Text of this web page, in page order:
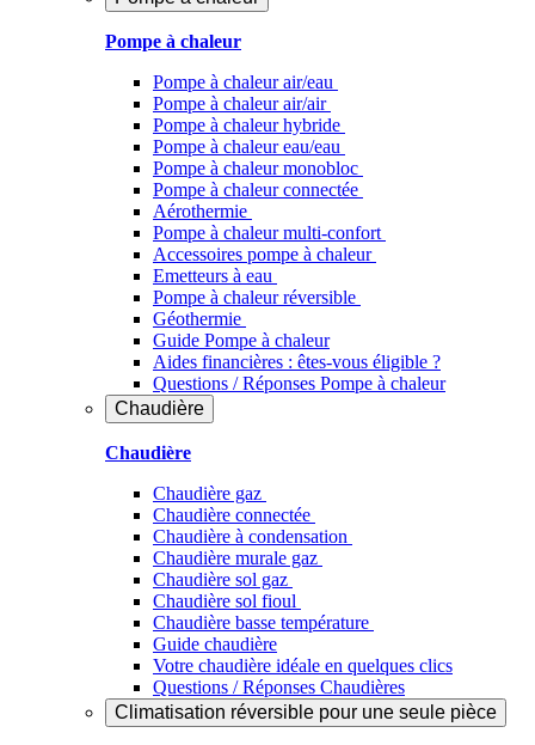
Pompe à chaleur
Pompe à chaleur air/eau
Pompe à chaleur air/air
Pompe à chaleur hybride
Pompe à chaleur​ eau/eau
Pompe à chaleur monobloc
Pompe à chaleur connectée
Aérothermie
Pompe à chaleur multi-confort
Accessoires pompe à chaleur
Emetteurs à eau
Pompe à chaleur réversible
Géothermie
Guide Pompe à chaleur
Aides financières : êtes-vous éligible ?
Questions / Réponses Pompe à chaleur
Chaudière
Chaudière
Chaudière gaz
Chaudière connectée
Chaudière à condensation
Chaudière murale gaz
Chaudière sol gaz
Chaudière sol fioul
Chaudière basse température
Guide chaudière
Votre chaudière idéale en quelques clics
Questions / Réponses Chaudières
Climatisation réversible pour une seule pièce